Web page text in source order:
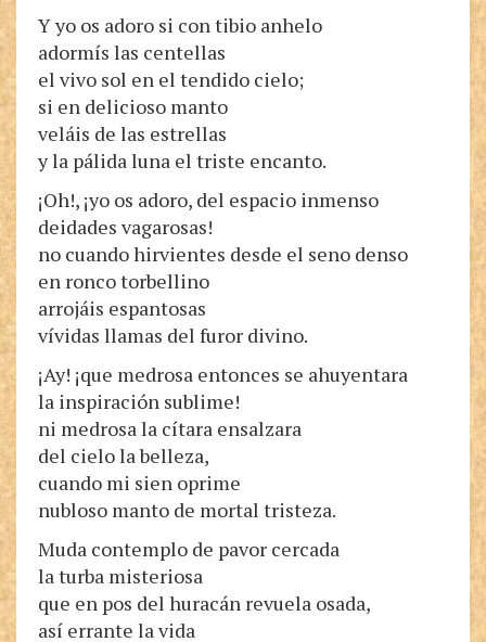
Y yo os adoro si con tibio anhelo
adormís las centellas
el vivo sol en el tendido cielo;
si en delicioso manto
veláis de las estrellas
y la pálida luna el triste encanto.
¡Oh!, ¡yo os adoro, del espacio inmenso
deidades vagarosas!
no cuando hirvientes desde el seno denso
en ronco torbellino
arrojáis espantosas
vívidas llamas del furor divino.
¡Ay! ¡que medrosa entonces se ahuyentara
la inspiración sublime!
ni medrosa la cítara ensalzara
del cielo la belleza,
cuando mi sien oprime
nubloso manto de mortal tristeza.
Muda contemplo de pavor cercada
la turba misteriosa
que en pos del huracán revuela osada,
así errante la vida